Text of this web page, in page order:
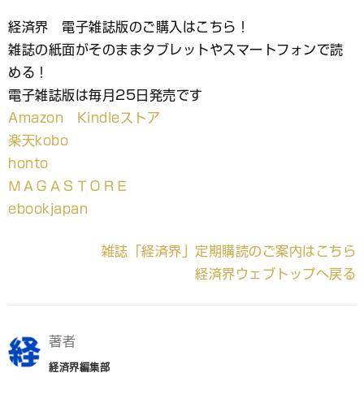
経済界 電子雑誌版のご購入はこちら！
雑誌の紙面がそのままタブレットやスマートフォンで読
める！
電子雑誌版は毎月25日発売です
Amazon Kindleストア
楽天kobo
honto
ＭＡＧＡＳＴＯＲＥ
ebookjapan
雑誌「経済界」定期購読のご案内はこちら
経済界ウェブトップへ戻る
著者
経済界編集部